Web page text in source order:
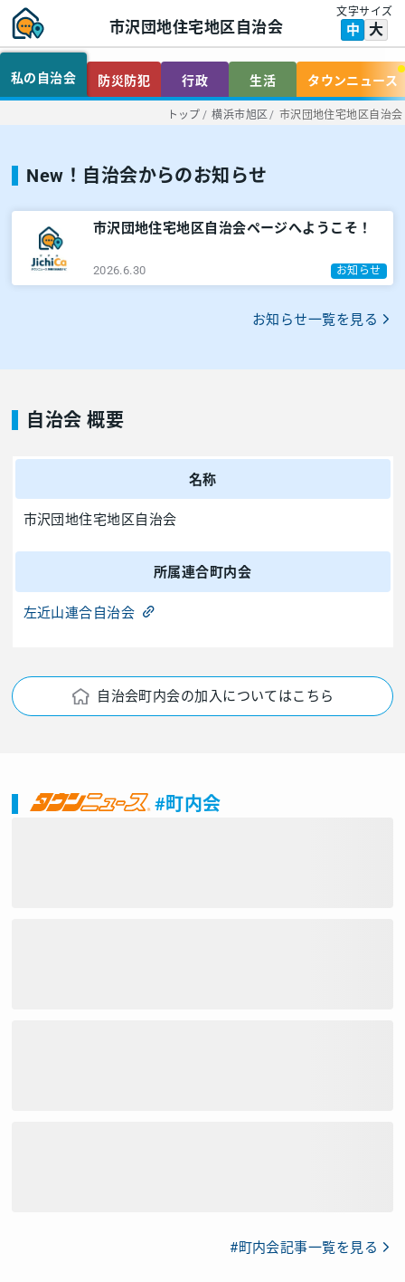
市沢団地住宅地区自治会
文字サイズ
中 大
私の自治会 防災防犯 行政 生活 タウンニュース
トップ / 横浜市旭区 / 市沢団地住宅地区自治会
New！自治会からのお知らせ
市沢団地住宅地区自治会ページへようこそ！
2026.6.30 お知らせ
お知らせ一覧を見る
自治会 概要
名称
市沢団地住宅地区自治会
所属連合町内会
左近山連合自治会
自治会町内会の加入についてはこちら
#町内会
#町内会記事一覧を見る